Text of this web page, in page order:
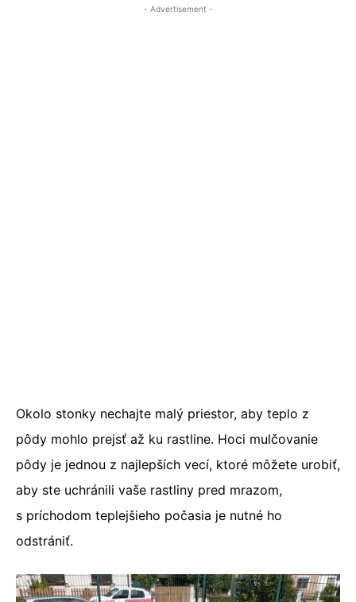
- Advertisement -
Okolo stonky nechajte malý priestor, aby teplo z
pôdy mohlo prejsť až ku rastline. Hoci mulčovanie
pôdy je jednou z najlepších vecí, ktoré môžete urobiť,
aby ste uchránili vaše rastliny pred mrazom,
s príchodom teplejšieho počasia je nutné ho
odstrániť.